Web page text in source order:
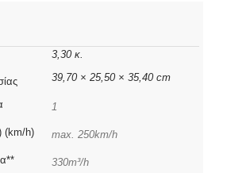
3,30 κ.
39,70 × 25,50 × 35,40 cm
1
(km/h) max. 250km/h
330m³/h